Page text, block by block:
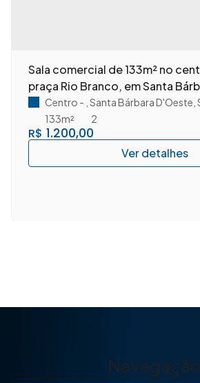
Sala comercial de 133m² no
praça Rio Branco, em Santa
D'Oeste/SP.
R$ 1.200,00
Centro Santa Bárbara D'Oeste
2
133m²
Navegação